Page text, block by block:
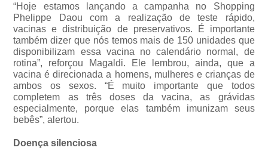
“Hoje estamos lançando a campanha no Shopping
Phelippe Daou com a realização de teste rápido,
vacinas e distribuição de preservativos. É importante
também dizer que nós temos mais de 150 unidades que
disponibilizam essa vacina no calendário normal, de
rotina”, reforçou Magaldi. Ele lembrou, ainda, que a
vacina é direcionada a homens, mulheres e crianças de
ambos os sexos. “É muito importante que todos
completem as três doses da vacina, as grávidas
especialmente, porque elas também imunizam seus
bebês”, alertou.
Doença silenciosa